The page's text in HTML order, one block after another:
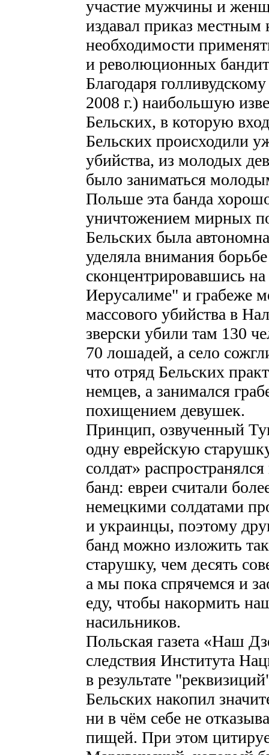
участие мужчины и
издавал приказ местным
необходимости
и революционных
Благодаря
2008 г.) наибольшую
Бельских, в которую
Бельских происходили
убийства, из молодых
было заниматься
Польше эта банда
уничтожением мирных
Бельских была
уделяла внимания
сконцентрировавшись
Иерусалиме" и грабеже
массового убийства в
зверски убили там 130
70 лошадей, а село
что отряд Бельских
немцев, а занимался
похищением девушек.
Принцип, озвученный
одну еврейскую
солдат»
банд: евреи считали
немецкими солдатами
и украинцы, поэтому
банд можно изложить
старушку, чем десять
а мы пока спрячемся и
еду, чтобы накормить
насильников.
Польская газета «Наш
следствия Института
в результате
Бельских накопил
ни в чём себе не
пищей. При этом